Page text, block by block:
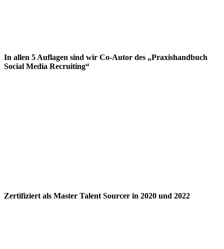
In allen 5 Auflagen sind wir Co-Autor des „Praxishandbuch
Social Media Recruiting“
Zertifiziert als Master Talent Sourcer in 2020 und 2022